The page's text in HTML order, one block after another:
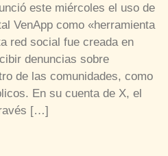
este miércoles el uso de
VenApp como «herramienta
red social fue creada en
denuncias sobre
de las comunidades, como
En su cuenta de X, el
[…]